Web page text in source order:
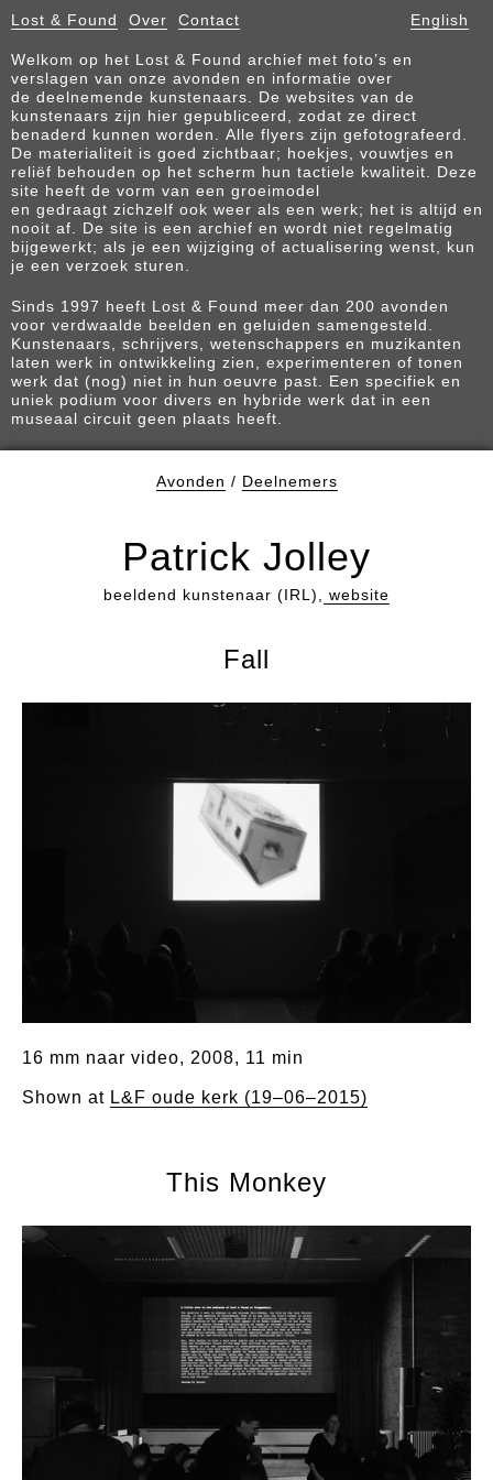
Lost & Found Over Contact English
Welkom op het Lost & Found archief met foto’s en
verslagen van onze avonden en informatie over
de deelnemende kunstenaars. De websites van de
kunstenaars zijn hier gepubliceerd, zodat ze direct
benaderd kunnen worden. Alle flyers zijn gefotografeerd.
De materialiteit is goed zichtbaar; hoekjes, vouwtjes en
reliëf behouden op het scherm hun tactiele kwaliteit. Deze
site heeft de vorm van een groeimodel
en gedraagt zichzelf ook weer als een werk; het is altijd en
nooit af. De site is een archief en wordt niet regelmatig
bijgewerkt; als je een wijziging of actualisering wenst, kun
je een verzoek sturen.
Sinds 1997 heeft Lost & Found meer dan 200 avonden
voor verdwaalde beelden en geluiden samengesteld.
Kunstenaars, schrijvers, wetenschappers en muzikanten
laten werk in ontwikkeling zien, experimenteren of tonen
werk dat (nog) niet in hun oeuvre past. Een specifiek en
uniek podium voor divers en hybride werk dat in een
museaal circuit geen plaats heeft.
Avonden / Deelnemers
Patrick Jolley
beeldend kunstenaar (IRL), website
Fall
16 mm naar video, 2008, 11 min
Shown at L&F oude kerk (19–06–2015)
This Monkey